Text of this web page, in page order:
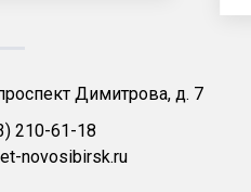
Димитрова, д. 7
210-61-18
novosibirsk.ru